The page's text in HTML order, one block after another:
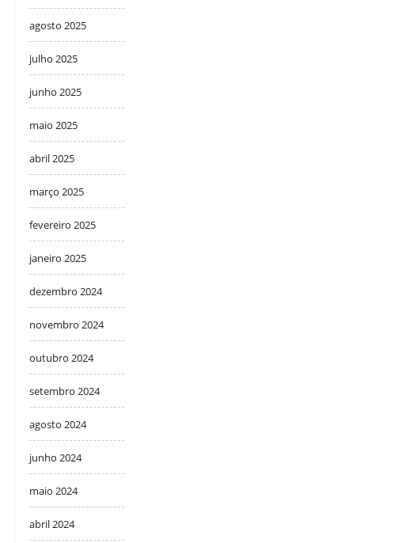
agosto 2025
julho 2025
junho 2025
maio 2025
abril 2025
março 2025
fevereiro 2025
janeiro 2025
dezembro 2024
novembro 2024
outubro 2024
setembro 2024
agosto 2024
junho 2024
maio 2024
abril 2024